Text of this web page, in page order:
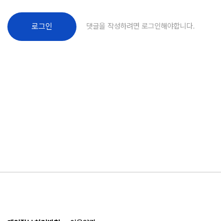
로그인 댓글을 작성하려면 로그인해야합니다.